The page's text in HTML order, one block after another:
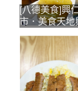
[八德美食]興
市．美食天